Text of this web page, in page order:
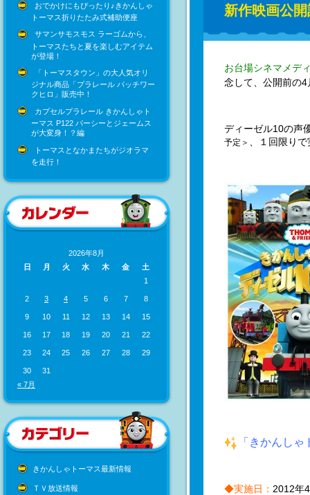
おでかけにもぴったり♪きかんしゃ
トーマス折りたたみ式補助便座
サマンサモスモス ラーゴムから、
トーマスたちと夏を楽しむアイテム
が登場！
「トーマスタウン」の大人気オリ
ジナル商品「プラレール パッチワー
クヒロ」販売中！
カプセルプラレール きかんしゃト
ーマス P122 パーシーとジェームス
が大変身！？編
トーマスとなかまたちがジオラマ
を走行！
2026年8月
日
月 火 水 木 金
土
1
2 3 4 5 6 7 8
9 10 11 12 13 14 15
16 17 18 19 20 21 22
23 24 25 26 27 28 29
30
31
« 7月
きかんしゃトーマス最新情報
ＴＶ放送情報
新作映画公
お台場シネマメデ
念して、公開前の
ディーゼル10の声
予定＞ 、１回限り
「きかんし
◆実施日： 2012年